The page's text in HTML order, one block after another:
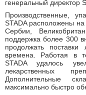
генеральный директор
Производственные,
STADA расположены
Сербии,
поддержка более 300
продолжать
времена. Работая в
STADA удалось
лекарственных
Дополнительные
максимально быстро